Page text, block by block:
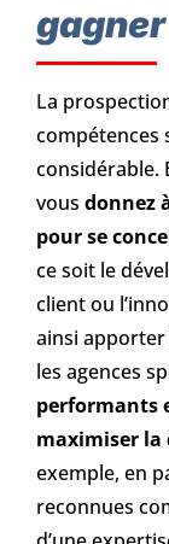
La
compétences
considérable.
vous donnez
pour se
ce soit le
client ou
ainsi apporter
les agences
performants
maximiser la
exemple, en
reconnues